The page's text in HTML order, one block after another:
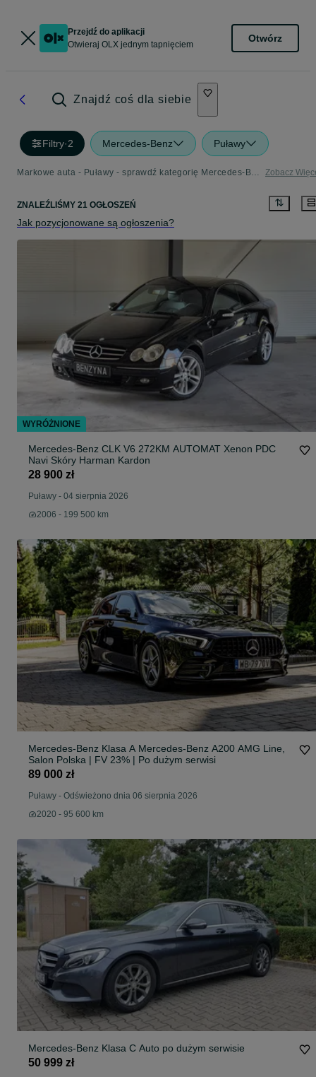
Przejdź do aplikacji
Otwieraj OLX jednym tapnięciem
Otwórz
Znajdź coś dla siebie
Filtry·2 Mercedes-Benz Puławy
Markowe auta - Puławy - sprawdź kategorię Mercedes-Benz Zobacz
ZNALEŹLIŚMY 21 OGŁOSZEŃ
Jak pozycjonowane są ogłoszenia?
Mercedes-Benz CLK V6 272KM AUTOMAT Xenon PDC
Navi Skóry Harman Kardon
28 900 zł
Puławy - 04 sierpnia 2026
2006 - 199 500 km
Mercedes-Benz Klasa A Mercedes-Benz A200 AMG Line,
Salon Polska | FV 23% | Po dużym serwisi
89 000 zł
Puławy - Odświeżono dnia 06 sierpnia 2026
2020 - 95 600 km
Mercedes-Benz Klasa C Auto po dużym serwisie
50 999 zł
WYRÓŻNIONE